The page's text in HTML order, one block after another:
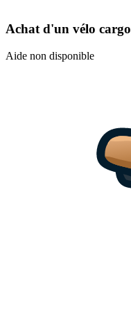
Achat d'un vélo cargo
Aide non disponible